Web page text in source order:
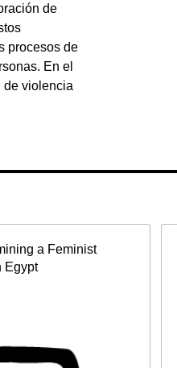
de
procesos de
En el
de violencia
a Feminist
Egypt